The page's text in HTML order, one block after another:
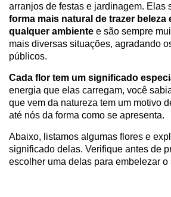
arranjos de festas e jardinagem. Elas
forma mais natural de trazer beleza
qualquer ambiente e são sempre
mais diversas situações, agradando
públicos.
Cada flor tem um significado
energia que elas carregam, você
que vem da natureza tem um motivo
até nós da forma como se apresenta.
Abaixo, listamos algumas flores e
significado delas. Verifique antes de
escolher uma delas para embelezar o